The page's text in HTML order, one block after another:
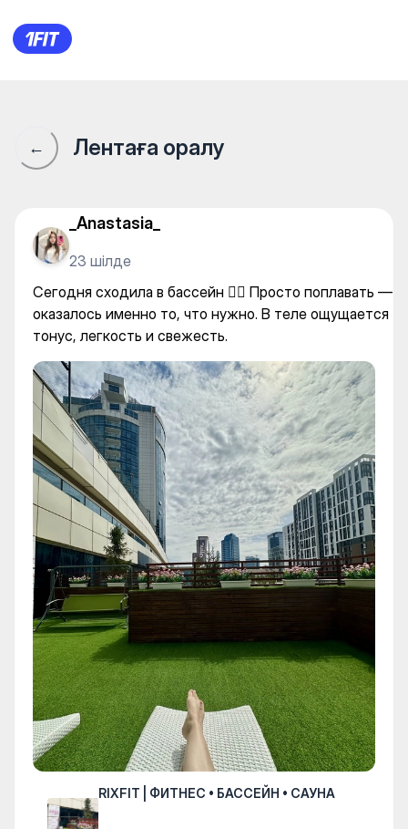
RIXFIT | ФИТНЕС •
← Лентаға оралу
_Anastasia_
23 шілде
Сегодня сходила в бассейн 🏊‍♀️ Просто поплавать —
оказалось именно то, что нужно. В теле ощущается
тонус, легкость и свежесть.
RIXFIT | ФИТНЕС • БАССЕЙН • САУНА